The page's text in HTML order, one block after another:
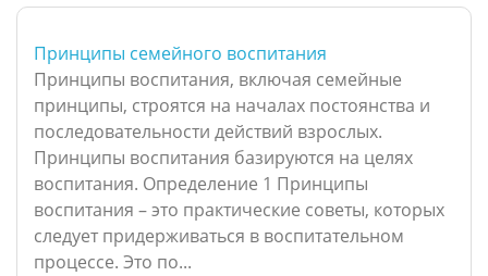
Принципы семейного воспитания
Принципы воспитания, включая семейные
принципы, строятся на началах постоянства и
последовательности действий взрослых.
Принципы воспитания базируются на целях
воспитания. Определение 1 Принципы
воспитания – это практические советы, которых
следует придерживаться в воспитательном
процессе. Это по...